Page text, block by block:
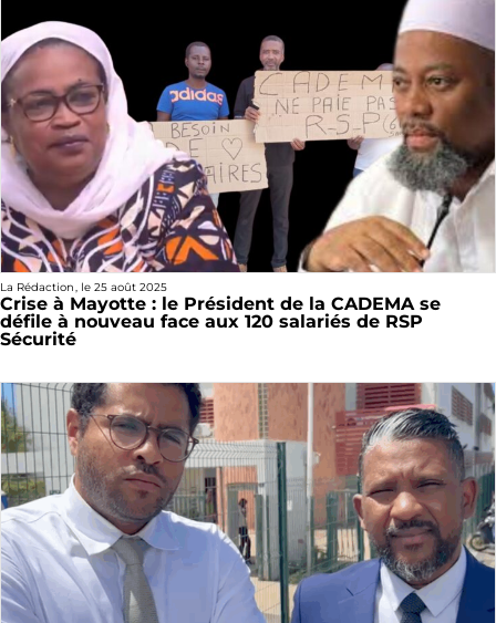
La Rédaction, le 25 août 2025
Crise à Mayotte : le Président de la CADEMA se
défile à nouveau face aux 120 salariés de RSP
Sécurité